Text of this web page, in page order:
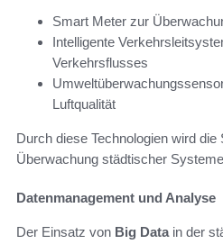
Smart Meter zur
Intelligente
Verkehrsflusses
Luftqualität
Durch diese Technologien wird die
Überwachung städtischer
Datenmanagement und Analyse
Der Einsatz von Big Datain der